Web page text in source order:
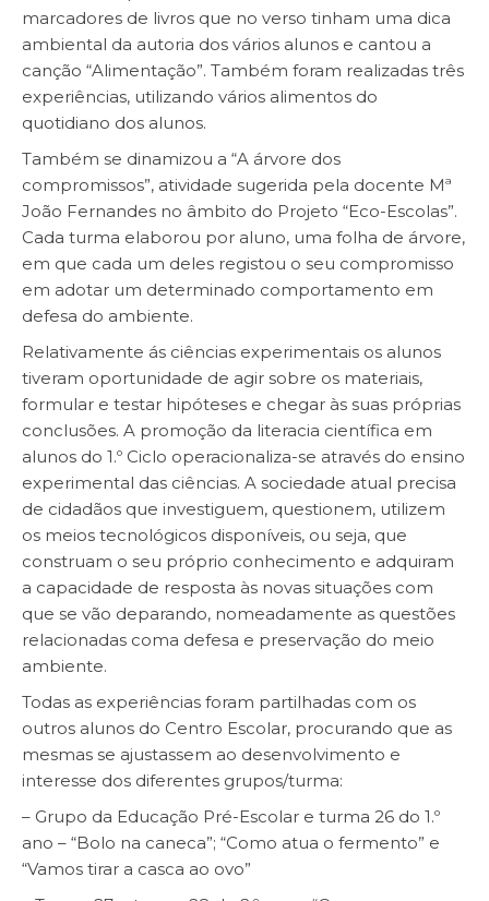
marcadores de livros que no verso tinham uma dica
ambiental da autoria dos vários alunos e cantou a
canção “Alimentação”. Também foram realizadas três
experiências, utilizando vários alimentos do
quotidiano dos alunos.
Também se dinamizou a “A árvore dos
compromissos”, atividade sugerida pela docente Mª
João Fernandes no âmbito do Projeto “Eco-Escolas”.
Cada turma elaborou por aluno, uma folha de árvore,
em que cada um deles registou o seu compromisso
em adotar um determinado comportamento em
defesa do ambiente.
Relativamente ás ciências experimentais os alunos
tiveram oportunidade de agir sobre os materiais,
formular e testar hipóteses e chegar às suas próprias
conclusões. A promoção da literacia científica em
alunos do 1.º Ciclo operacionaliza-se através do ensino
experimental das ciências. A sociedade atual precisa
de cidadãos que investiguem, questionem, utilizem
os meios tecnológicos disponíveis, ou seja, que
construam o seu próprio conhecimento e adquiram
a capacidade de resposta às novas situações com
que se vão deparando, nomeadamente as questões
relacionadas coma defesa e preservação do meio
ambiente.
Todas as experiências foram partilhadas com os
outros alunos do Centro Escolar, procurando que as
mesmas se ajustassem ao desenvolvimento e
interesse dos diferentes grupos/turma:
– Grupo da Educação Pré-Escolar e turma 26 do 1.º
ano – “Bolo na caneca”; “Como atua o fermento” e
“Vamos tirar a casca ao ovo”